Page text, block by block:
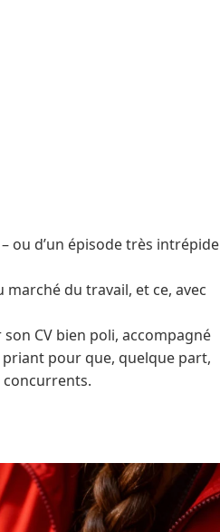
ou d’un épisode très intrépide
du travail, et ce, avec
son CV bien poli, accompagné
pour que, quelque part,